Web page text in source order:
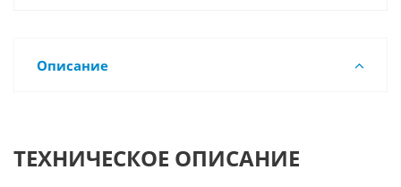
Описание
ТЕХНИЧЕСКОЕ ОПИСАНИЕ